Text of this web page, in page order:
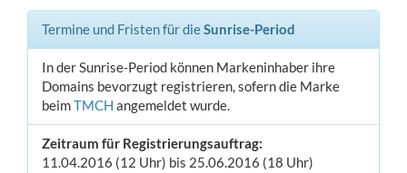
Termine und Fristen für dieSunrise-Period
In der Sunrise-Period können Markeninhaber ihre
Domains bevorzugt registrieren, sofern die Marke
beimTMCH angemeldet wurde.
Zeitraum für Registrierungsauftrag:
11.04.2016 (12 Uhr) bis 25.06.2016 (18 Uhr)